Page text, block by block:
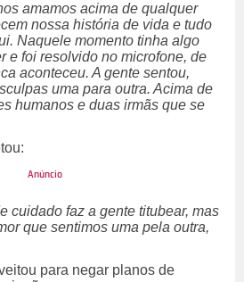
amamos acima de qualquer
nossa história de vida e tudo
Naquele momento tinha algo
e foi resolvido no microfone, de
aconteceu. A gente sentou,
uma para outra. Acima de
humanos e duas irmãs que se
cuidado faz a gente titubear, mas
que sentimos uma pela outra,
para negar planos de